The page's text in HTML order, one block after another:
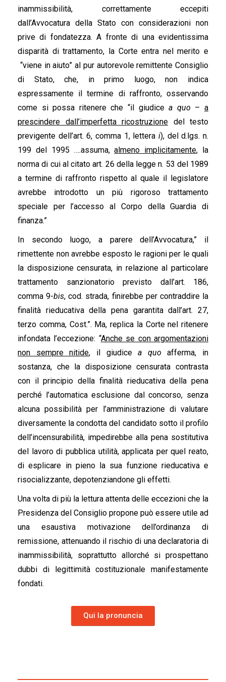
inammissibilità, correttamente eccepiti
dall’Avvocatura della Stato con considerazioni non
prive di fondatezza. A fronte di una evidentissima
disparità di trattamento, la Corte entra nel merito e
“viene in aiuto” al pur autorevole remittente Consiglio
di Stato, che, in primo luogo, non indica
espressamente il termine di raffronto, osservando
come si possa ritenere che “il giudicea quo –a
prescindere dall’imperfetta ricostruzione del testo
previgente dell’art. 6, comma 1, lettera i), del d.lgs. n.
199 del 1995 ….assuma,almeno implicitamente, la
norma di cui al citato art. 26 della legge n. 53 del 1989
a termine di raffronto rispetto al quale il legislatore
avrebbe introdotto un più rigoroso trattamento
speciale per l’accesso al Corpo della Guardia di
finanza.”
In secondo luogo, a parere dell’Avvocatura,” il
rimettente non avrebbe esposto le ragioni per le quali
la disposizione censurata, in relazione al particolare
trattamento sanzionatorio previsto dall’art. 186,
comma 9-bis, cod. strada, finirebbe per contraddire la
finalità rieducativa della pena garantita dall’art. 27,
terzo comma, Cost.”. Ma, replica la Corte nel ritenere
infondata l’eccezione: “Anche se con argomentazioni
non sempre nitide, il giudicea quo afferma, in
sostanza, che la disposizione censurata contrasta
con il principio della finalità rieducativa della pena
perché l’automatica esclusione dal concorso, senza
alcuna possibilità per l’amministrazione di valutare
diversamente la condotta del candidato sotto il profilo
dell’incensurabilità, impedirebbe alla pena sostitutiva
del lavoro di pubblica utilità, applicata per quel reato,
di esplicare in pieno la sua funzione rieducativa e
risocializzante, depotenziandone gli effetti.
Una volta di più la lettura attenta delle eccezioni che la
Presidenza del Consiglio propone può essere utile ad
una esaustiva motivazione dell’ordinanza di
remissione, attenuando il rischio di una declaratoria di
inammissibilità, soprattutto allorché si prospettano
dubbi di legittimità costituzionale manifestamente
fondati.
Qui la pronuncia